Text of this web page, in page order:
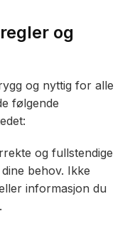
og
og nyttig for alle
følgende
og fullstendige
behov. Ikke
informasjon du